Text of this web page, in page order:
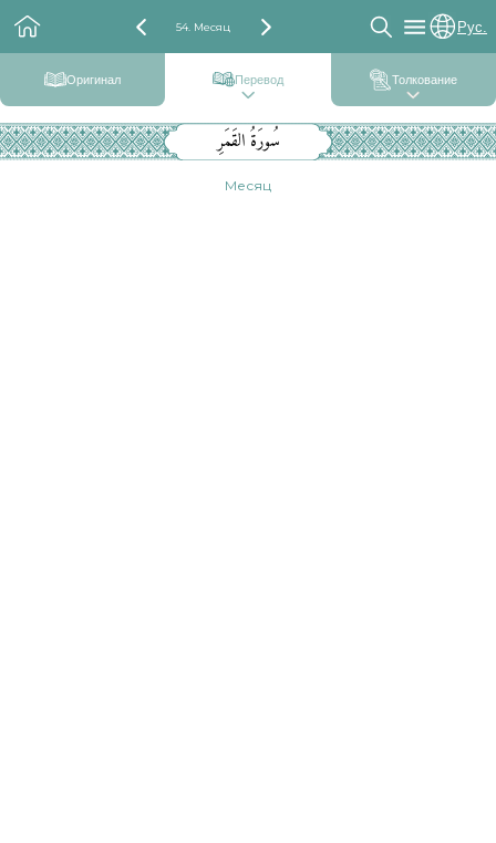
54. Месяц Рус.
Оригинал Перевод Толкование
سُورَةُ القَمَرِ
Месяц